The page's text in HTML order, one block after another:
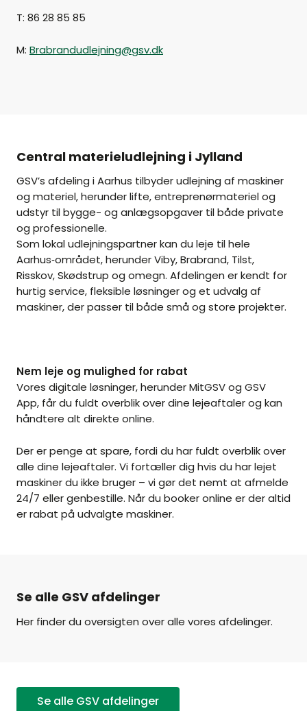
T: 86 28 85 85
M: Brabrandudlejning@gsv.dk
Central materieludlejning i Jylland
GSV’s afdeling i Aarhus tilbyder udlejning af maskiner
og materiel, herunder lifte, entreprenørmateriel og
udstyr til bygge- og anlægsopgaver til både private
og professionelle.
Som lokal udlejningspartner kan du leje til hele
Aarhus‑området, herunder Viby, Brabrand, Tilst,
Risskov, Skødstrup og omegn. Afdelingen er kendt for
hurtig service, fleksible løsninger og et udvalg af
maskiner, der passer til både små og store projekter.
Nem leje og mulighed for rabat
Vores digitale løsninger, herunder MitGSV og GSV
App, får du fuldt overblik over dine lejeaftaler og kan
håndtere alt direkte online.
Der er penge at spare, fordi du har fuldt overblik over
alle dine lejeaftaler. Vi fortæller dig hvis du har lejet
maskiner du ikke bruger – vi gør det nemt at afmelde
24/7 eller genbestille. Når du booker online er der altid
er rabat på udvalgte maskiner.
Se alle GSV afdelinger
Her finder du oversigten over alle vores afdelinger.
Se alle GSV afdelinger